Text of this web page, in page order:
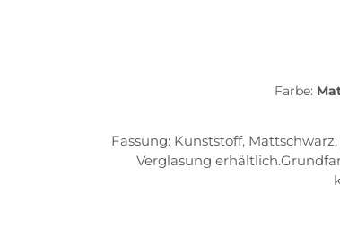
Farbe:
Fassung: Kunststoff,
Verglasung